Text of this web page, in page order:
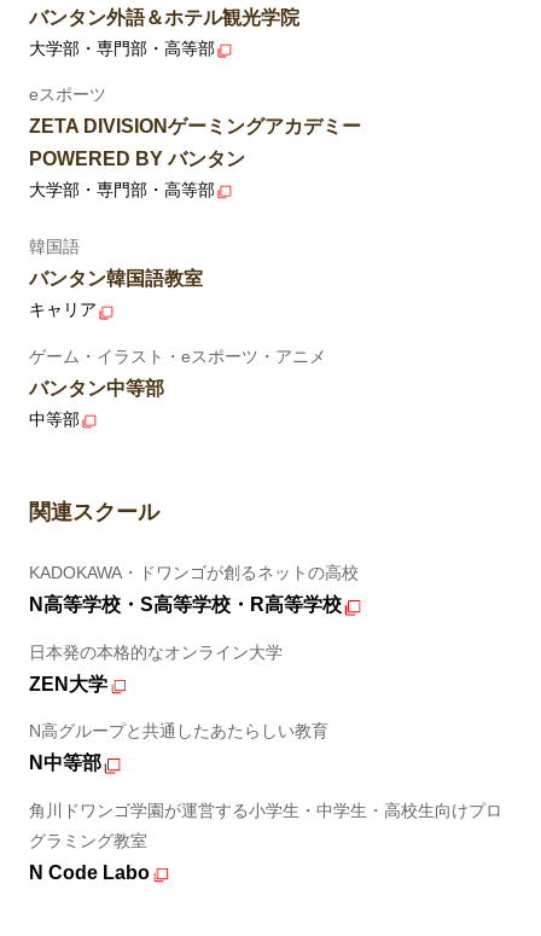
バンタン外語＆ホテル観光学院
大学部・専門部・高等部
eスポーツ
ZETA DIVISIONゲーミングアカデミー
POWERED BY バンタン
大学部・専門部・高等部
韓国語
バンタン韓国語教室
キャリア
ゲーム・イラスト・eスポーツ・アニメ
バンタン中等部
中等部
関連スクール
KADOKAWA・ドワンゴが創るネットの高校
N高等学校・S高等学校・R高等学校
日本発の本格的なオンライン大学
ZEN大学
N高グループと共通したあたらしい教育
N中等部
角川ドワンゴ学園が運営する小学生・中学生・高校生向けプロ
グラミング教室
N Code Labo